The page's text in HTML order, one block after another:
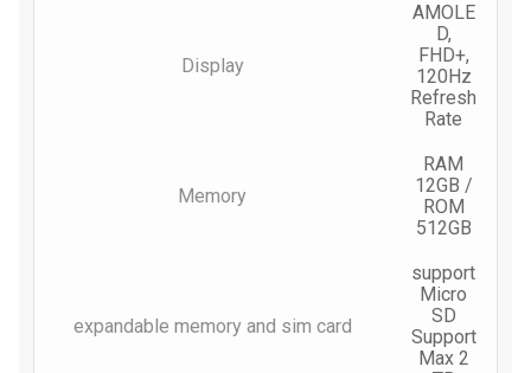
Display
AMOLE
D,
FHD+,
120Hz
Refresh
Rate
Memory
RAM
12GB /
ROM
512GB
expandable memory and sim card
support
Micro
SD
Support
Max 2